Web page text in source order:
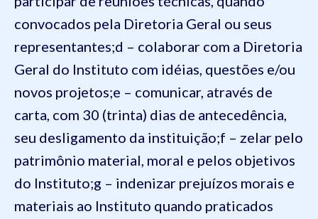
convocados pela Diretoria Geral ou seus
representantes;d – colaborar com a Diretoria
Geral do Instituto com idéias, questões e/ou
novos projetos;e – comunicar, através de
carta, com 30 (trinta) dias de antecedência,
seu desligamento da instituição;f – zelar pelo
patrimônio material, moral e pelos objetivos
do Instituto;g – indenizar prejuízos morais e
materiais ao Instituto quando praticados